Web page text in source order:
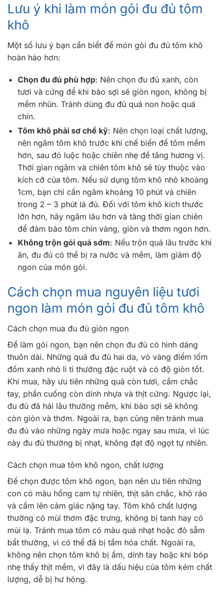
Lưu ý khi làm món gỏi đu đủ tôm
khô
Một số lưu ý bạn cần biết để món gỏi đu đủ tôm khô
hoàn hảo hơn:
Chọn đu đủ phù hợp: Nên chọn đu đủ xanh, còn
tươi và cứng để khi bào sợi sẽ giòn ngon, không bị
mềm nhũn. Tránh dùng đu đủ quá non hoặc quá
chín.
Tôm khô phải sơ chế kỹ: Nên chọn loại chất lượng,
nên ngâm tôm khô trước khi chế biến để tôm mềm
hơn, sau đó luộc hoặc chiên nhẹ để tăng hương vị.
Thời gian ngâm và chiên tôm khô sẽ tùy thuộc vào
kích cỡ của tôm. Nếu sử dụng tôm khô nhỏ khoảng
1cm, bạn chỉ cần ngâm khoảng 10 phút và chiên
trong 2 – 3 phút là đủ. Đối với tôm khô kích thước
lớn hơn, hãy ngâm lâu hơn và tăng thời gian chiên
để đảm bảo tôm chín vàng, giòn và thơm ngon hơn.
Không trộn gỏi quá sớm: Nếu trộn quá lâu trước khi
ăn, đu đủ có thể bị ra nước và mềm, làm giảm độ
ngon của món gỏi.
Cách chọn mua nguyên liệu tươi
ngon làm món gỏi đu đủ tôm khô
Cách chọn mua đu đủ giòn ngon
Để làm gỏi ngon, bạn nên chọn đu đủ có hình dáng
thuôn dài. Những quả đu đủ hai da, vỏ vàng điểm lốm
đốm xanh nhỏ li ti thường đặc ruột và có độ giòn tốt.
Khi mua, hãy ưu tiên những quả còn tươi, cầm chắc
tay, phần cuống còn dính nhựa và thịt cứng. Ngược lại,
đu đủ đã hái lâu thường mềm, khi bào sợi sẽ không
còn giòn và thơm. Ngoài ra, bạn cũng nên tránh mua
đu đủ vào những ngày mưa hoặc ngay sau mưa, vì lúc
này đu đủ thường bị nhạt, không đạt độ ngọt tự nhiên.
Cách chọn mua tôm khô ngon, chất lượng
Để chọn được tôm khô ngon, bạn nên ưu tiên những
con có màu hồng cam tự nhiên, thịt săn chắc, khô ráo
và cầm lên cảm giác nặng tay. Tôm khô chất lượng
thường có mùi thơm đặc trưng, không bị tanh hay có
mùi lạ. Tránh mua tôm có màu quá nhạt hoặc đỏ sẫm
bất thường, vì có thể đã bị tẩm hóa chất. Ngoài ra,
không nên chọn tôm khô bị ẩm, dính tay hoặc khi bóp
nhẹ thấy thịt mềm, vì đây là dấu hiệu của tôm kém chất
lượng, dễ bị hư hỏng.